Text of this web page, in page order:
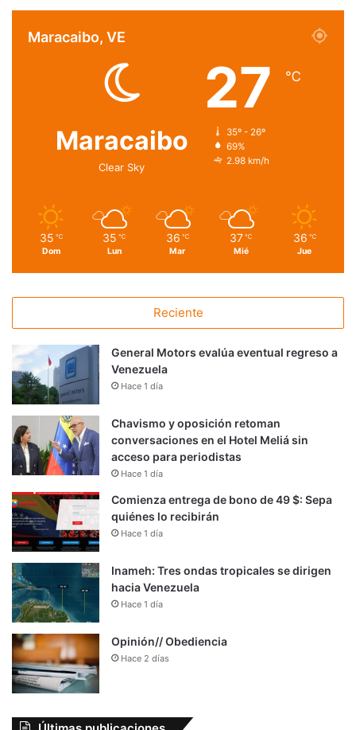
Maracaibo, VE
Maracaibo
Clear Sky
27 ℃
35º - 26º
69%
2.98 km/h
35 ℃
Dom
35 ℃
Lun
36 ℃
Mar
37 ℃
Mié
36 ℃
Jue
Reciente
General Motors evalúa eventual regreso a
Venezuela
Hace 1 día
Chavismo y oposición retoman
conversaciones en el Hotel Meliá sin
acceso para periodistas
Hace 1 día
Comienza entrega de bono de 49 $: Sepa
quiénes lo recibirán
Hace 1 día
Inameh: Tres ondas tropicales se dirigen
hacia Venezuela
Hace 1 día
Opinión// Obediencia
Hace 2 días